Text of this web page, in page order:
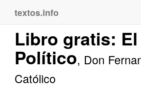
textos.info
Libro gratis: El
Político, Don
Católico